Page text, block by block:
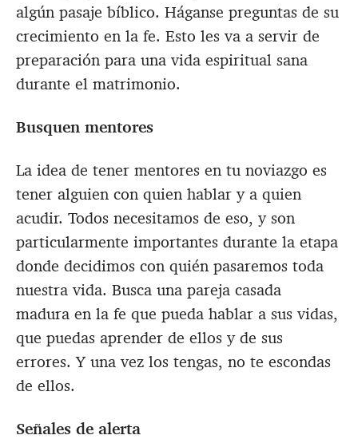
algún pasaje bíblico. Háganse preguntas de su
crecimiento en la fe. Esto les va a servir de
preparación para una vida espiritual sana
durante el matrimonio.
Busquen mentores
La idea de tener mentores en tu noviazgo es
tener alguien con quien hablar y a quien
acudir. Todos necesitamos de eso, y son
particularmente importantes durante la etapa
donde decidimos con quién pasaremos toda
nuestra vida. Busca una pareja casada
madura en la fe que pueda hablar a sus vidas,
que puedas aprender de ellos y de sus
errores. Y una vez los tengas, no te escondas
de ellos.
Señales de alerta